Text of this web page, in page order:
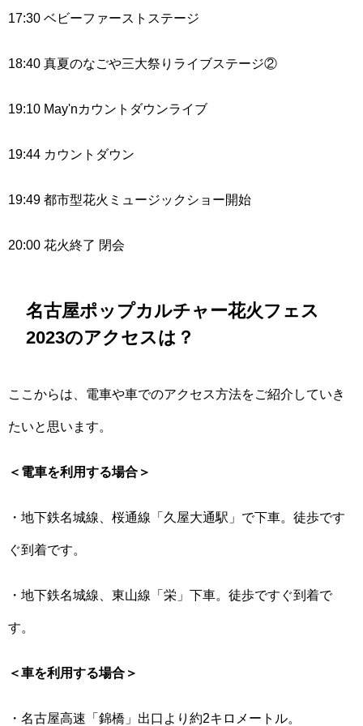
17:30 ベビーファーストステージ
18:40 真夏のなごや三大祭りライブステージ②
19:10 May'nカウントダウンライブ
19:44 カウントダウン
19:49 都市型花火ミュージックショー開始
20:00 花火終了 閉会
名古屋ポップカルチャー花火フェス
2023のアクセスは？
ここからは、電車や車でのアクセス方法をご紹介していき
たいと思います。
＜電車を利用する場合＞
・地下鉄名城線、桜通線「久屋大通駅」で下車。徒歩です
ぐ到着です。
・地下鉄名城線、東山線「栄」下車。徒歩ですぐ到着で
す。
＜車を利用する場合＞
・名古屋高速「錦橋」出口より約2キロメートル。